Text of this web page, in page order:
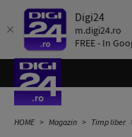
Digi24
m.digi24.ro
FREE - In
HOME Magazin Timp liber